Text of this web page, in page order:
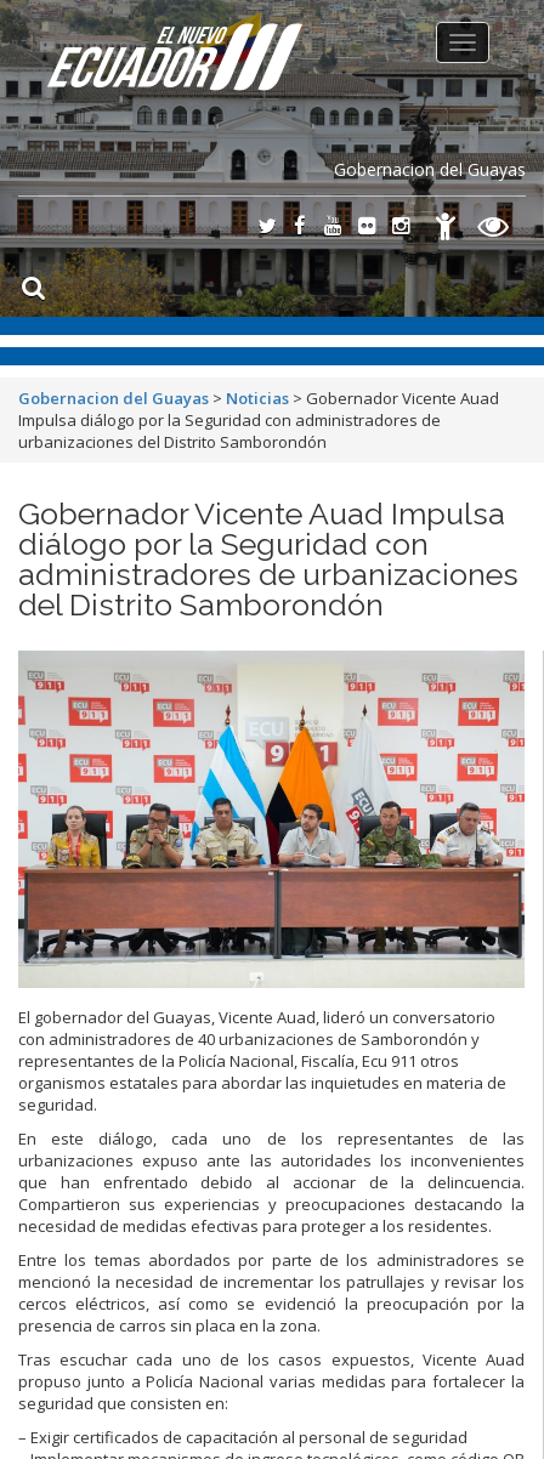
Gobernacion del Guayas
Toggle
navigation
Gobernacion del Guayas > Noticias > Gobernador Vicente Auad
Impulsa diálogo por la Seguridad con administradores de
urbanizaciones del Distrito Samborondón
Gobernador Vicente Auad Impulsa
diálogo por la Seguridad con
administradores de urbanizaciones
del Distrito Samborondón
El gobernador del Guayas, Vicente Auad, lideró un conversatorio
con administradores de 40 urbanizaciones de Samborondón y
representantes de la Policía Nacional, Fiscalía, Ecu 911 otros
organismos estatales para abordar las inquietudes en materia de
seguridad.
En este diálogo, cada uno de los representantes de las
urbanizaciones expuso ante las autoridades los inconvenientes
que han enfrentado debido al accionar de la delincuencia.
Compartieron sus experiencias y preocupaciones destacando la
necesidad de medidas efectivas para proteger a los residentes.
Entre los temas abordados por parte de los administradores se
mencionó la necesidad de incrementar los patrullajes y revisar los
cercos eléctricos, así como se evidenció la preocupación por la
presencia de carros sin placa en la zona.
Tras escuchar cada uno de los casos expuestos, Vicente Auad
propuso junto a Policía Nacional varias medidas para fortalecer la
seguridad que consisten en:
– Exigir certificados de capacitación al personal de seguridad